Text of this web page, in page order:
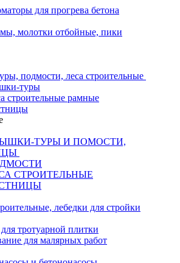
для прогрева бетона
молотки отбойные, пики
подмости, леса строительные
туры
строительные рамные
ТУРЫ И ПОМОСТИ,
СТРОИТЕЛЬНЫЕ
лебедки для стройки
тротуарной плитки
для малярных работ